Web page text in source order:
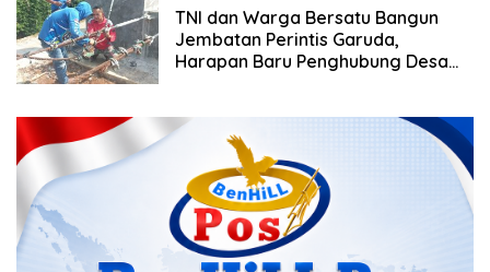
TNI dan Warga Bersatu Bangun
Jembatan Perintis Garuda,
Harapan Baru Penghubung Desa